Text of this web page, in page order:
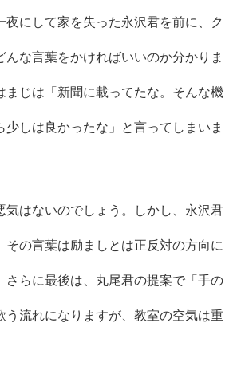
夜にして家を失った永沢君を前に、ク
んな言葉をかければいいのか分かりま
まじは「新聞に載ってたな。そんな機
少しは良かったな」と言ってしまいま
はないのでしょう。しかし、永沢君
その言葉は励ましとは正反対の方向に
さらに最後は、丸尾君の提案で「手の
う流れになりますが、教室の空気は重